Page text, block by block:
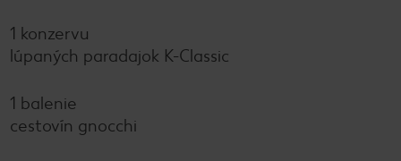
1 konzervu
lúpaných paradajok K-Classic
1 balenie
cestovín gnocchi